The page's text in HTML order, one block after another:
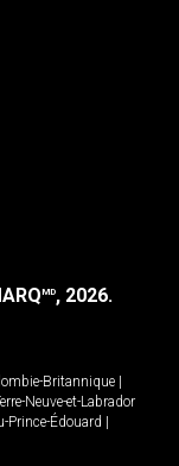
MD, 2026.
Britannique
Neuve-et-Labrador
Prince-Édouard